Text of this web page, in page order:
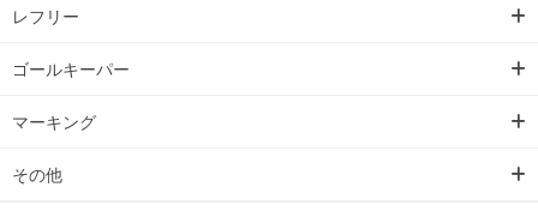
レフリー
ゴールキーパー
マーキング
その他